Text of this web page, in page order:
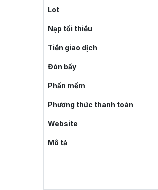
Lot
Nạp tối thiểu
Tiền giao dịch
Đòn bẩy
Phần mềm
Phương thức thanh toán
Website
Mô tả